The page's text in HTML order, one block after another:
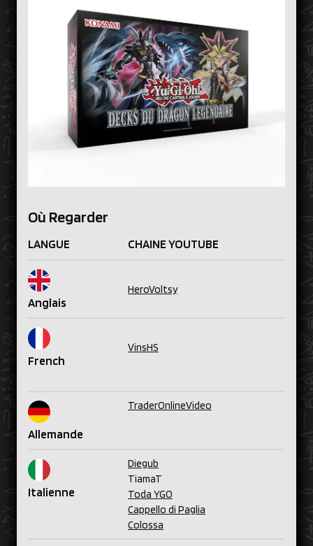
Où Regarder
LANGUE CHAINE YOUTUBE
Anglais
HeroVoltsy
French
VinsHS
Allemande
TraderOnlineVideo
Italienne
Diegub
TiamaT
Toda YGO
Cappello di Paglia
Colossa